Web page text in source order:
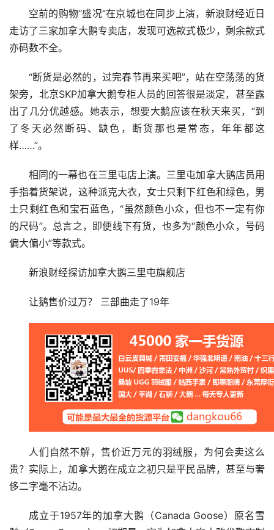
空前的购物“盛况”在京城也在同步上演，新浪财经近日
走访了三家加拿大鹅专卖店，发现可选款式极少，剩余款式
亦码数不全。
“断货是必然的，过完春节再来买吧”，站在空荡荡的货
架旁，北京SKP加拿大鹅专柜人员的回答很是淡定，甚至露
出了几分优越感。她表示，想要大鹅应该在秋天来买，“到
了冬天必然断码、缺色，断货那也是常态，年年都这
样……”。
相同的一幕也在三里屯店上演。三里屯加拿大鹅店员用
手指着货架说，这种派克大衣，女士只剩下红色和绿色，男
士只剩红色和宝石蓝色，“虽然颜色小众，但也不一定有你
的尺码”。总言之，即便线下有货，也多为“颜色小众，号码
偏大偏小”等款式。
新浪财经探访加拿大鹅三里屯旗舰店
让鹅售价过万？ 三部曲走了19年
人们自然不解，售价近万元的羽绒服，为何会卖这么
贵？实际上，加拿大鹅在成立之初只是平民品牌，甚至与奢
侈二字毫不沾边。
成立于1957年的加拿大鹅（Canada Goose）原名雪